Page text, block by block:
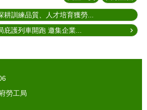
耕訓練品質、人才培育獲勞...
庇護列車開跑 邀集企業...
勞工局